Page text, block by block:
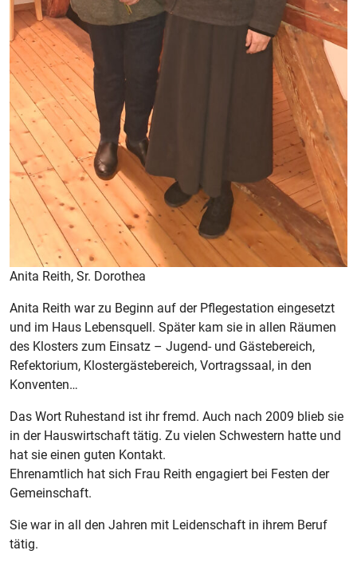
Anita Reith, Sr. Dorothea
Anita Reith war zu Beginn auf der Pflegestation eingesetzt
und im Haus Lebensquell. Später kam sie in allen Räumen
des Klosters zum Einsatz – Jugend- und Gästebereich,
Refektorium, Klostergästebereich, Vortragssaal, in den
Konventen…
Das Wort Ruhestand ist ihr fremd. Auch nach 2009 blieb sie
in der Hauswirtschaft tätig. Zu vielen Schwestern hatte und
hat sie einen guten Kontakt.
Ehrenamtlich hat sich Frau Reith engagiert bei Festen der
Gemeinschaft.
Sie war in all den Jahren mit Leidenschaft in ihrem Beruf
tätig.